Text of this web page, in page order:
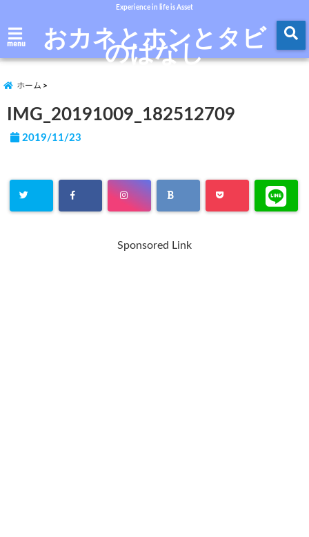
Experience in life is Asset
menu おカネとホンとタビ
のはなし
ホーム
IMG_20191009_182512709
2019/11/23
Sponsored Link